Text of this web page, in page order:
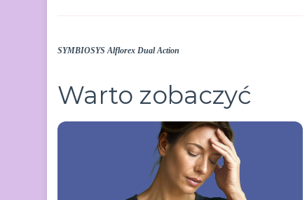
SYMBIOSYS Alflorex Dual Action
Warto zobaczyć